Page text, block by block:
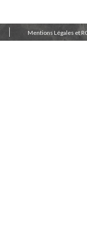
Mentions Légales et